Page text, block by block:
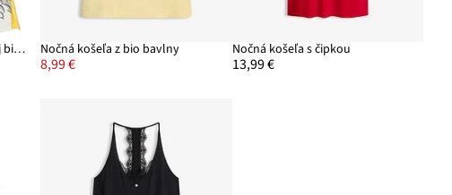
Nočná košeľa, krátka, z čistej bio bavlny Nočná košeľa z bio bavlny
8,99 €
Nočná košeľa s čipkou
13,99 €